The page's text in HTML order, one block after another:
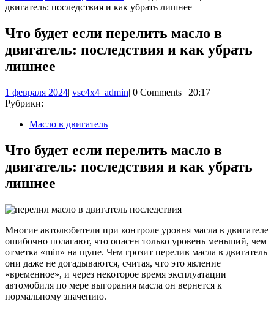
двигатель: последствия и как убрать лишнее
Что будет если перелить масло в
двигатель: последствия и как убрать
лишнее
1 февраля 20241| vsc4x4_adminvsc4x4_admin
| 0 Comments | 20:17
Рубрики:
Масло в двигатель
Что будет если перелить масло в
двигатель: последствия и как убрать
лишнее
Многие автолюбители при контроле уровня масла в двигателе
ошибочно полагают, что опасен только уровень меньший, чем
отметка «min» на щупе. Чем грозит перелив масла в двигатель
они даже не догадываются, считая, что это явление
«временное», и через некоторое время эксплуатации
автомобиля по мере выгорания масла он вернется к
нормальному значению.